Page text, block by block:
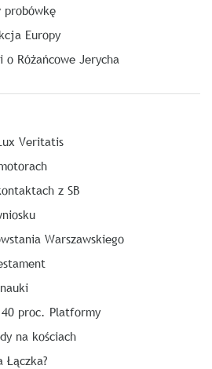
probówkę
Europy
o Różańcowe Jerycha
Veritatis
z SB
Warszawskiego
proc. Platformy
na kościach
Łączka?